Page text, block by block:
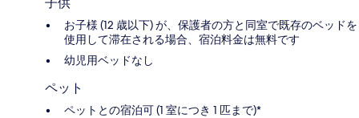
お子様 (12 歳以下) が、保護者の方と同室で既存のベッドを
使用して滞在される場合、宿泊料金は無料です
幼児用ベッドなし
ペット
ペットとの宿泊可 (1 室につき 1 匹まで)*